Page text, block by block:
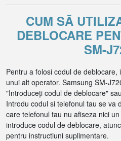
CUM SĂ
DEBLOCARE
SM-
Pentru a folosi codul de
unui alt operator. Samsung SM-
"Introduceți codul de deblocare"
Introdu codul si telefonul tau se va
care telefonul tau nu afiseza nici
introduce codul de deblocare,
pentru instructiuni suplimentare.